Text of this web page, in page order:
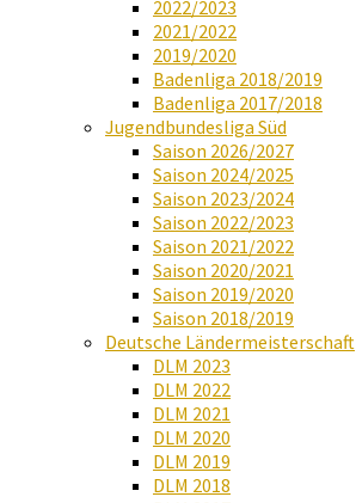
2022/2023
2021/2022
2019/2020
Badenliga 2018/2019
Badenliga 2017/2018
Jugendbundesliga Süd
Saison 2026/2027
Saison 2024/2025
Saison 2023/2024
Saison 2022/2023
Saison 2021/2022
Saison 2020/2021
Saison 2019/2020
Saison 2018/2019
Deutsche Ländermeisterschaft
DLM 2023
DLM 2022
DLM 2021
DLM 2020
DLM 2019
DLM 2018